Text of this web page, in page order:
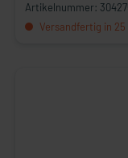
Artikelnummer:
Versandfertig in